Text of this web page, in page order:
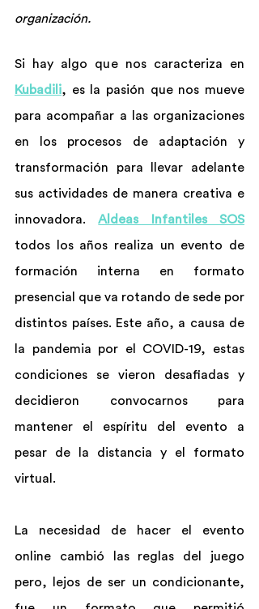
organización.
Kubadili, es la pasión que nos mueve
para acompañar a las organizaciones
en los procesos de adaptación y
transformación para llevar adelante
sus actividades de manera creativa e
innovadora. Aldeas Infantiles SOS
todos los años realiza un evento de
formación interna en formato
presencial que va rotando de sede por
distintos países. Este año, a causa de
la pandemia por el COVID-19, estas
condiciones se vieron desafiadas y
decidieron convocarnos para
mantener el espíritu del evento a
pesar de la distancia y el formato
virtual.
La necesidad de hacer el evento
online cambió las reglas del juego
pero, lejos de ser un condicionante,